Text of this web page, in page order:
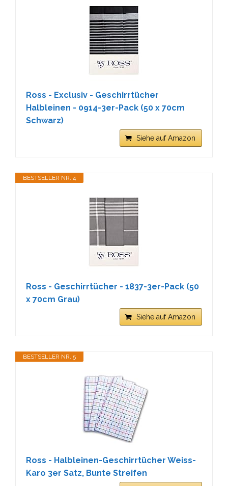
Ross - Exclusiv - Geschirrtücher
Halbleinen - 0914-3er-Pack (50 x 70cm
Schwarz)
Siehe auf Amazon
BESTSELLER NR. 4
Ross - Geschirrtücher - 1837-3er-Pack (50
x 70cm Grau)
Siehe auf Amazon
BESTSELLER NR. 5
Ross - Halbleinen-Geschirrtücher Weiss-
Karo 3er Satz, Bunte Streifen